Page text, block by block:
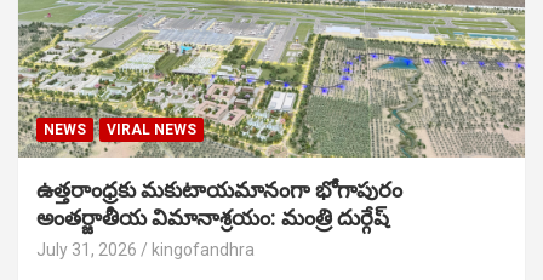
NEWS VIRAL NEWS
ఉత్తరాంధ్రకు మకుటాయమానంగా భోగాపురం
అంతర్జాతీయ విమానాశ్రయం: మంత్రి దుర్గేష్
July 31, 2026 kingofandhra